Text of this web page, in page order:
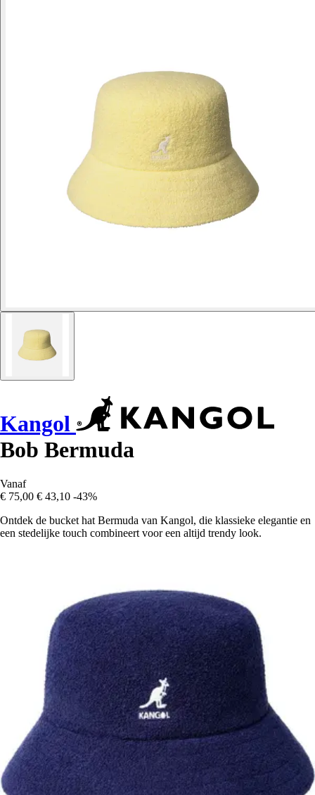
Kangol
Bob Bermuda
Vanaf
€ 75,00 € 43,10 -43%
Ontdek de bucket hat Bermuda van Kangol, die klassieke elegantie en
een stedelijke touch combineert voor een altijd trendy look.